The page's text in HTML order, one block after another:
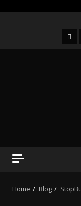
Home Blog